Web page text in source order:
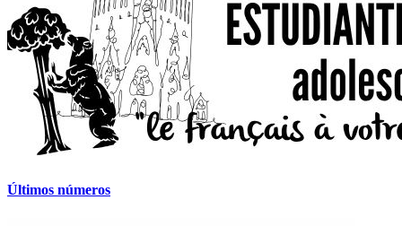
Últimos números